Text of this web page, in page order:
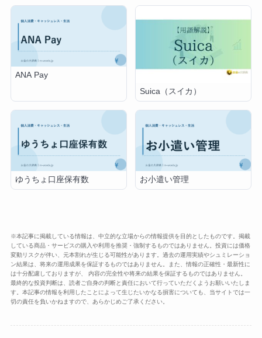
ANA Pay
Suica（スイカ）
ゆうちょ口座保有数 お小遣い管理
※本記事に掲載している情報は、中立的な立場からの情報提供を目的としたものです。掲載
している商品・サービスの購入や利用を推奨・強制するものではありません。投資には価格
変動リスクが伴い、元本割れが生じる可能性があります。過去の運用実績やシュミレーショ
ン結果は、将来の運用成果を保証するものではありません。また、情報の正確性・最新性に
は十分配慮しておりますが、 内容の完全性や将来の結果を保証するものではありません。
最終的な投資判断は、読者ご自身の判断と責任において行っていただくようお願いいたしま
す。本記事の情報を利用したことによって生じたいかなる損害についても、当サイトでは一
切の責任を負いかねますので、あらかじめご了承ください。